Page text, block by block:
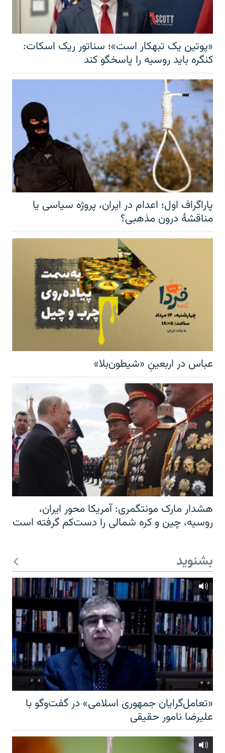
«پوتین یک تبهکار است»؛ سناتور ریک اسکات:
کنگره باید روسیه را پاسخگو کند
پاراگراف اول؛ اعدام در ایران، پروژه سیاسی یا
مناقشهٔ درون مذهبی؟
عباس در اربعینِ «شیطون‌بلا»
هشدار مارک مونتگمری: آمریکا محور ایران،
روسیه، چین و کره شمالی را دست‌کم گرفته است
بشنوید
«تعامل‌گرایان جمهوری اسلامی» در گفت‌وگو با
علیرضا نامور حقیقی